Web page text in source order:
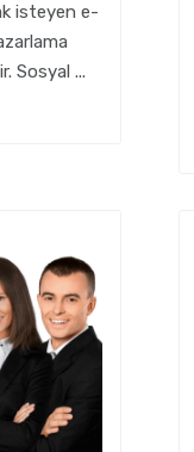
isteyen e-
Sosyal ...